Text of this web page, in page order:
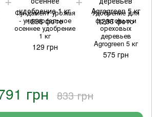
Фундамент урожая
- универсальное
осеннее удобрение
1 кг
129 грн
Удобрение для
фруктовых и
ореховых
деревьев
Agrogreen 5 кг
575 грн
грн 833 грн